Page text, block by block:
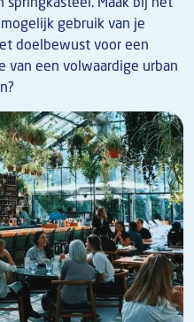
gebruik van je
doelbewust voor een
van een volwaardige urban